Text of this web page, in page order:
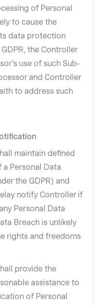
of Personal
to cause the
data protection
the Controller
use of such Sub-
and Controller
to address such
maintain defined
Personal Data
the GDPR) and
notify Controller if
Personal Data
Breach is unlikely
rights and freedoms
provide the
assistance to
of Personal